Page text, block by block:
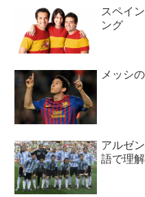
スペイ
ング
メッシ
アルゼ
語で理